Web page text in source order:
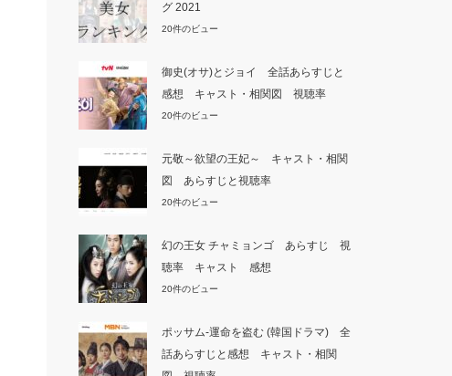
グ 2021
20件のビュー
御史(オサ)とジョイ 全話あらすじと
感想 キャスト・相関図 視聴率
20件のビュー
元敬～欲望の王妃～ キャスト・相関
図 あらすじと視聴率
20件のビュー
幻の王女 チャミョンゴ あらすじ 視
聴率 キャスト 感想
20件のビュー
ポッサム-運命を盗む (韓国ドラマ) 全
話あらすじと感想 キャスト・相関